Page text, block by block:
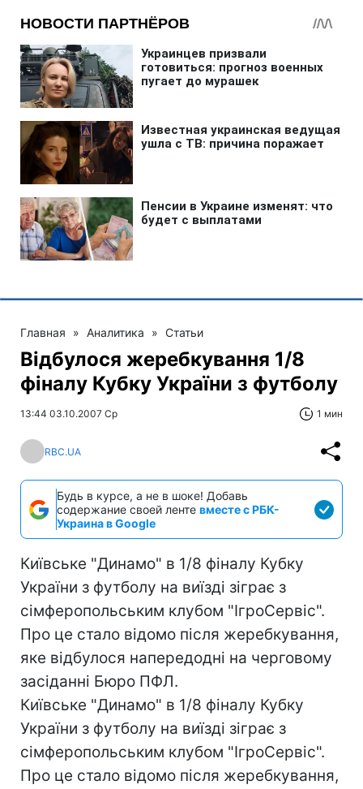
Главная » Аналитика » Статьи
Відбулося жеребкування 1/8
фіналу Кубку України з футболу
13:44 03.10.2007 Ср 1 мин
RBC.UA
Будь в курсе, а не в шоке! Добавь
содержание своей ленте вместе с РБК-
Украина в Google
Київське "Динамо" в 1/8 фіналу Кубку
України з футболу на виїзді зіграє з
сімферопольським клубом "ІгроСервіс".
Про це стало відомо після жеребкування,
яке відбулося напередодні на черговому
засіданні Бюро ПФЛ.
Київське "Динамо" в 1/8 фіналу Кубку
України з футболу на виїзді зіграє з
сімферопольським клубом "ІгроСервіс".
Про це стало відомо після жеребкування,